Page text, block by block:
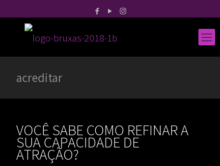
acreditar
VOCÊ SABE COMO REFINAR A
SUA CAPACIDADE DE
ATRAÇÃO?